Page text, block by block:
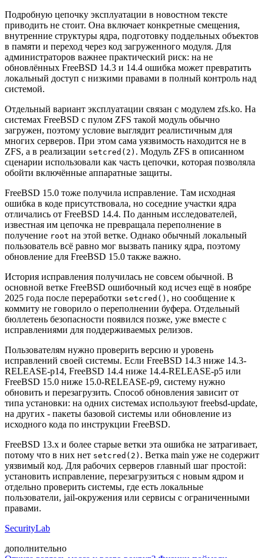
Подробную цепочку эксплуатации в новостном тексте
приводить не стоит. Она включает конкретные смещения,
внутренние структуры ядра, подготовку поддельных объектов
в памяти и переход через код загруженного модуля. Для
администраторов важнее практический риск: на не
обновлённых FreeBSD 14.3 и 14.4 ошибка может превратить
локальный доступ с низкими правами в полный контроль над
системой.
Отдельный вариант эксплуатации связан с модулем zfs.ko. На
системах FreeBSD с пулом ZFS такой модуль обычно
загружен, поэтому условие выглядит реалистичным для
многих серверов. При этом сама уязвимость находится не в
ZFS, а в реализации setcred(2) . Модуль ZFS в описанном
сценарии использовали как часть цепочки, которая позволяла
обойти включённые аппаратные защиты.
FreeBSD 15.0 тоже получила исправление. Там исходная
ошибка в коде присутствовала, но соседние участки ядра
отличались от FreeBSD 14.4. По данным исследователей,
известная им цепочка не превращала переполнение в
получение root на этой ветке. Однако обычный локальный
пользователь всё равно мог вызвать панику ядра, поэтому
обновление для FreeBSD 15.0 также важно.
История исправления получилась не совсем обычной. В
основной ветке FreeBSD ошибочный код исчез ещё в ноябре
2025 года после переработки setcred() , но сообщение к
коммиту не говорило о переполнении буфера. Отдельный
бюллетень безопасности появился позже, уже вместе с
исправлениями для поддерживаемых релизов.
Пользователям нужно проверить версию и уровень
исправлений своей системы. Если FreeBSD 14.3 ниже 14.3-
RELEASE-p14, FreeBSD 14.4 ниже 14.4-RELEASE-p5 или
FreeBSD 15.0 ниже 15.0-RELEASE-p9, систему нужно
обновить и перезагрузить. Способ обновления зависит от
типа установки: на одних системах используют freebsd-update,
на других - пакеты базовой системы или обновление из
исходного кода по инструкции FreeBSD.
FreeBSD 13.x и более старые ветки эта ошибка не затрагивает,
потому что в них нет setcred(2) . Ветка main уже не содержит
уязвимый код. Для рабочих серверов главный шаг простой:
установить исправление, перезагрузиться с новым ядром и
отдельно проверить системы, где есть локальные
пользователи, jail-окружения или сервисы с ограниченными
правами.
SecurityLab
дополнительно